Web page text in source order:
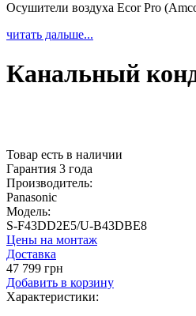
Осушители воздуха Ecor Pro
читать дальше...
Канальный
Товар есть в наличии
Гарантия 3 года
Производитель:
Panasonic
Модель:
S-F43DD2E5/U-B43DBE8
Цены на монтаж
Доставка
47 799 грн
Добавить в корзину
Характеристики: